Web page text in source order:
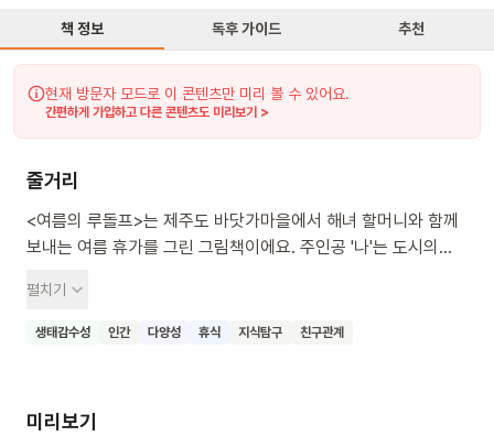
책 정보 독후 가이드 추천
현재 방문자 모드로 이 콘텐츠만 미리 볼 수 있어요.
간편하게 가입하고 다른 콘텐츠도 미리보기 >
줄거리
<여름의 루돌프>는 제주도 바닷가마을에서 해녀 할머니와 함께
보내는 여름 휴가를 그린 그림책이에요. 주인공 '나'는 도시의
동안 해녀로 살아온 할머니와 그의 친구들을 만나게 돼요.
할머니들은 매일 바다에 나가 물질을 하고, 성게를 따와 맛있는
아늑하고 가벼운 색감과 풍부한 컷 구성이 바닷가마을의 여름
펼치기
생태감수성 인간 다양성 휴식 지식탐구 친구관계
미리보기